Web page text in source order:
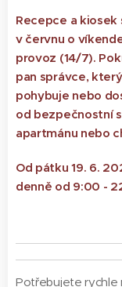
Recepce a
v červnu o
provoz (14/7).
pan správce,
pohybuje nebo
od bezpečnostní
apartmánu nebo
Od pátku 19. 6.
denně od 9:00 -
Potřebujete rychle